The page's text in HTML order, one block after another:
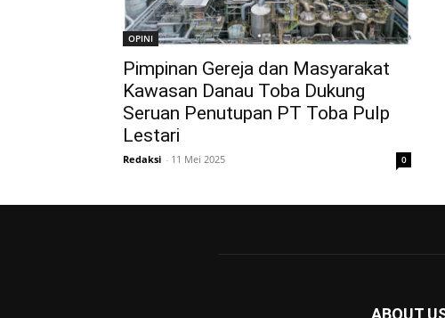
OPINI
Pimpinan Gereja dan Masyarakat
Kawasan Danau Toba Dukung
Seruan Penutupan PT Toba Pulp
Lestari
Redaksi - 11 Mei 2025 0
ABOUT